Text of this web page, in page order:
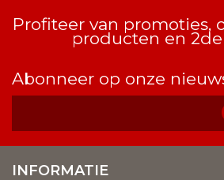
Profiteer van promoties,
producten en
Abonneer op onze
INFORMATIE